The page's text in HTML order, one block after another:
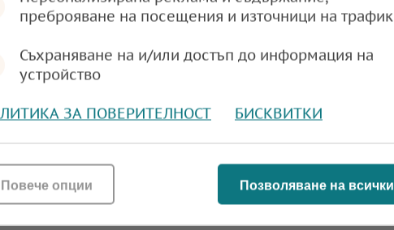
преброяване на посещения и източници на трафик
Съхраняване на и/или достъп до информация на
устройство
ЗА ПОВЕРИТЕЛНОСТ БИСКВИТКИ
Позволяване на всички
Повече опции